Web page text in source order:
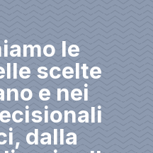
le
scelte
e nei
dalla